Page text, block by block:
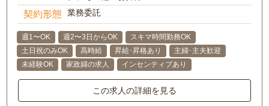
契約形態 業務委託
週1〜OK 週2〜3日からOK
スキマ時間勤務OK
土日祝のみOK
高時給 昇給･昇格あり
主婦･主夫歓迎
未経験OK
家政婦の求人 インセンティブあり
この求人の詳細を見る